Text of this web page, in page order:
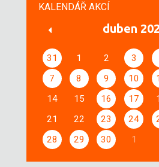
KALENDÁŘ AKCÍ
duben
31 1 2 3
7
8 9 10
14
15 16 17
21
22 23 24
28
29 30 1